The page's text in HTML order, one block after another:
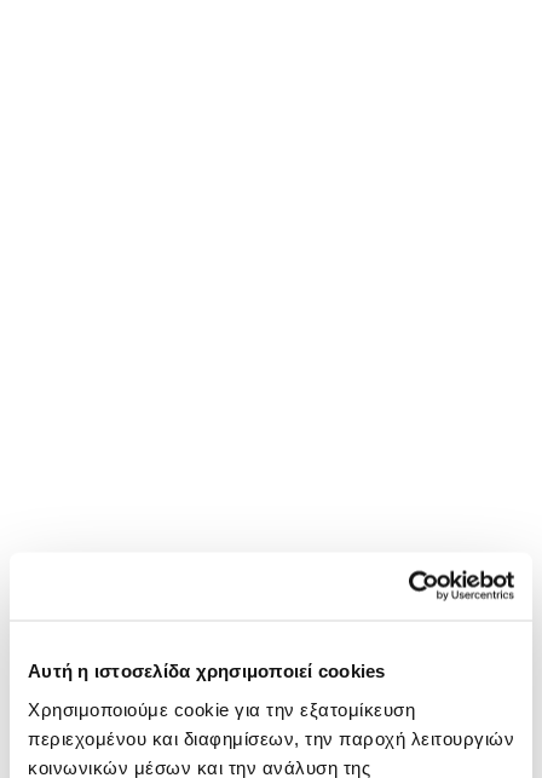
Αυτή η ιστοσελίδα χρησιμοποιεί cookies
Χρησιμοποιούμε cookie για την εξατομίκευση
περιεχομένου και διαφημίσεων, την παροχή λειτουργιών
κοινωνικών μέσων και την ανάλυση της